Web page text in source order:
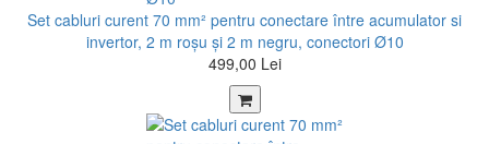
Set cabluri curent 70 mm² pentru conectare între acumulator si
invertor, 2 m roșu şi 2 m negru, conectori Ø10
499,00 Lei